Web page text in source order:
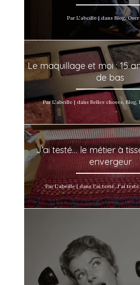
Par L'abeille | dans Blog,
Le maquillage et moi : 15
de bas
Par L'abeille | dans Belles choses, Blog,
J’ai testé… le métier à
envergeur
Par L'abeille | dans J'ai testé, J'ai